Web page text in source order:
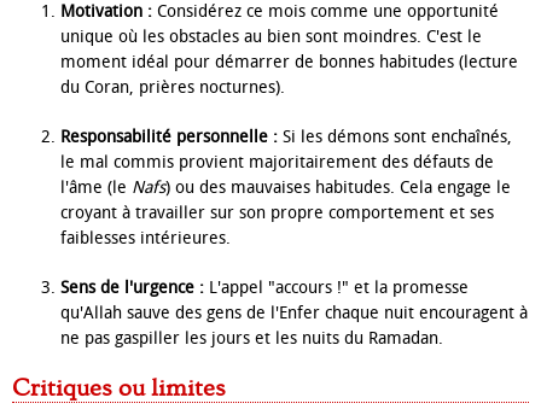
Motivation : Considérez ce mois comme une opportunité
unique où les obstacles au bien sont moindres. C'est le
moment idéal pour démarrer de bonnes habitudes (lecture
du Coran, prières nocturnes).
Responsabilité personnelle : Si les démons sont enchaînés,
le mal commis provient majoritairement des défauts de
l'âme (le Nafs) ou des mauvaises habitudes. Cela engage le
croyant à travailler sur son propre comportement et ses
faiblesses intérieures.
Sens de l'urgence : L'appel "accours !" et la promesse
qu'Allah sauve des gens de l'Enfer chaque nuit encouragent à
ne pas gaspiller les jours et les nuits du Ramadan.
Critiques ou limites